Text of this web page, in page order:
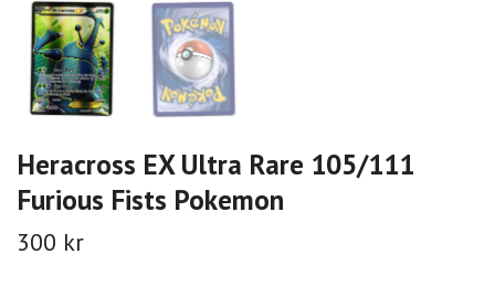
Heracross EX Ultra Rare 105/111
Furious Fists Pokemon
300 kr